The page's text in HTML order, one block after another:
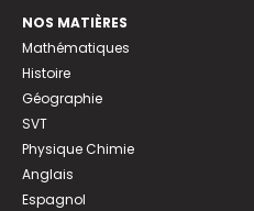
NOS MATIÈRES
Mathématiques
Histoire
Géographie
SVT
Physique Chimie
Anglais
Espagnol